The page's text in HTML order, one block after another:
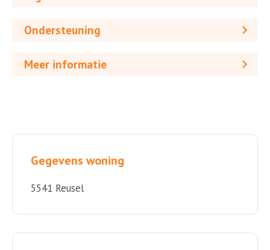
Ondersteuning
Meer informatie
Gegevens woning
5541 Reusel